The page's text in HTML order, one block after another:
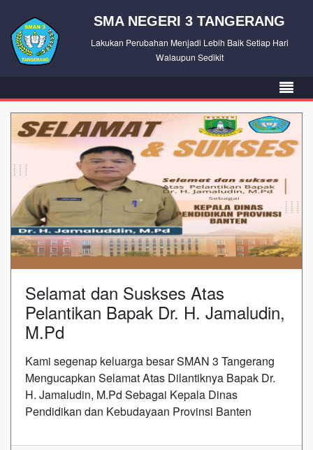
SMA NEGERI 3 TANGERANG
Lakukan Perubahan Menjadi Lebih Baik Setiap Hari
Walaupun Sedikit
Selamat dan Suskses Atas
Pelantikan Bapak Dr. H. Jamaludin,
M.Pd
Kami segenap keluarga besar SMAN 3 Tangerang
Mengucapkan Selamat Atas Dilantiknya Bapak Dr.
H. Jamaludin, M.Pd Sebagai Kepala Dinas
Pendidikan dan Kebudayaan Provinsi Banten